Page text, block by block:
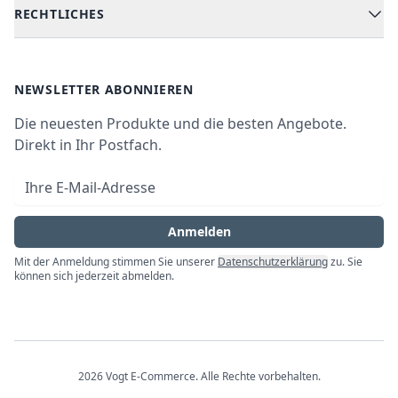
Kühlen & Gefrieren
Über uns
RECHTLICHES
Datenschutz
Widerrufsrecht
Impressum
NEWSLETTER ABONNIEREN
Die neuesten Produkte und die besten Angebote.
Direkt in Ihr Postfach.
E-Mail-Adresse
Anmelden
Mit der Anmeldung stimmen Sie unserer Datenschutzerklärungzu. Sie
können sich jederzeit abmelden.
2026 Vogt E-Commerce. Alle Rechte vorbehalten.